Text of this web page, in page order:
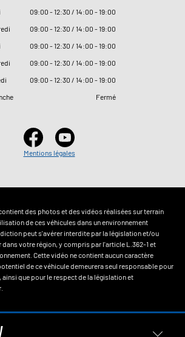
09:00 - 12:30 / 14:00 - 19:00
09:00 - 12:30 / 14:00 - 19:00
09:00 - 12:30 / 14:00 - 19:00
09:00 - 12:30 / 14:00 - 19:00
09:00 - 12:30 / 14:00 - 19:00
Fermé
Mentions légales
des photos et des vidéos réalisées sur terrain
de ces véhicules dans un environnement
peut s'avérer interdite par la législation et/ou
dans votre région, y compris par l'article L.362-1 et
Cette vidéo ne contient aucun caractère
de ce véhicule demeurera seul responsable pour
que pour le respect de la législation et